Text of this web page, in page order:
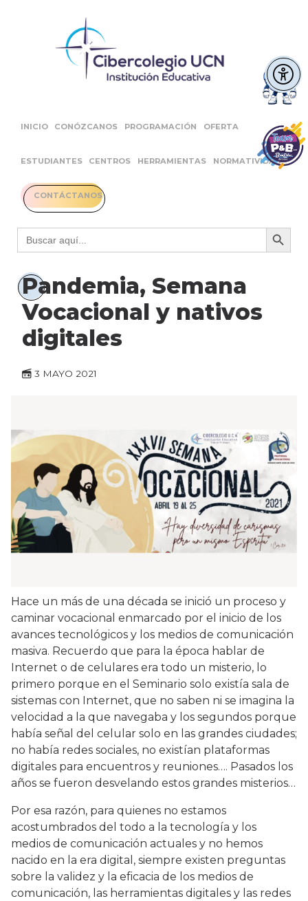
INICIO CONÓZCANOS PROGRAMACIÓN OFERTA
ESTUDIANTES CENTROS HERRAMIENTAS NORMATIVIDAD
CONTÁCTANOS
Buscar: Botón
Pandemia, Semana
Vocacional y nativos
digitales
3 MAYO 2021
Hace un más de una década se inició un proceso y
caminar vocacional enmarcado por el inicio de los
avances tecnológicos y los medios de comunicación
masiva. Recuerdo que para la época hablar de
Internet o de celulares era todo un misterio, lo
primero porque en el Seminario solo existía sala de
sistemas con Internet, que no saben ni se imagina la
velocidad a la que navegaba y los segundos porque
había señal del celular solo en las grandes ciudades;
no había redes sociales, no existían plataformas
digitales para encuentros y reuniones…. Pasados los
años se fueron desvelando estos grandes misterios…
Por esa razón, para quienes no estamos
acostumbrados del todo a la tecnología y los
medios de comunicación actuales y no hemos
nacido en la era digital, siempre existen preguntas
sobre la validez y la eficacia de los medios de
comunicación, las herramientas digitales y las redes